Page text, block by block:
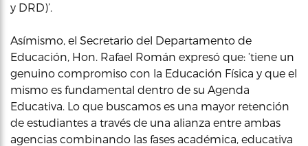
y DRD)’.
Asímismo, el Secretario del Departamento de
Educación, Hon. Rafael Román expresó que: ‘tiene un
genuino compromiso con la Educación Física y que el
mismo es fundamental dentro de su Agenda
Educativa. Lo que buscamos es una mayor retención
de estudiantes a través de una alianza entre ambas
agencias combinando las fases académica, educativa